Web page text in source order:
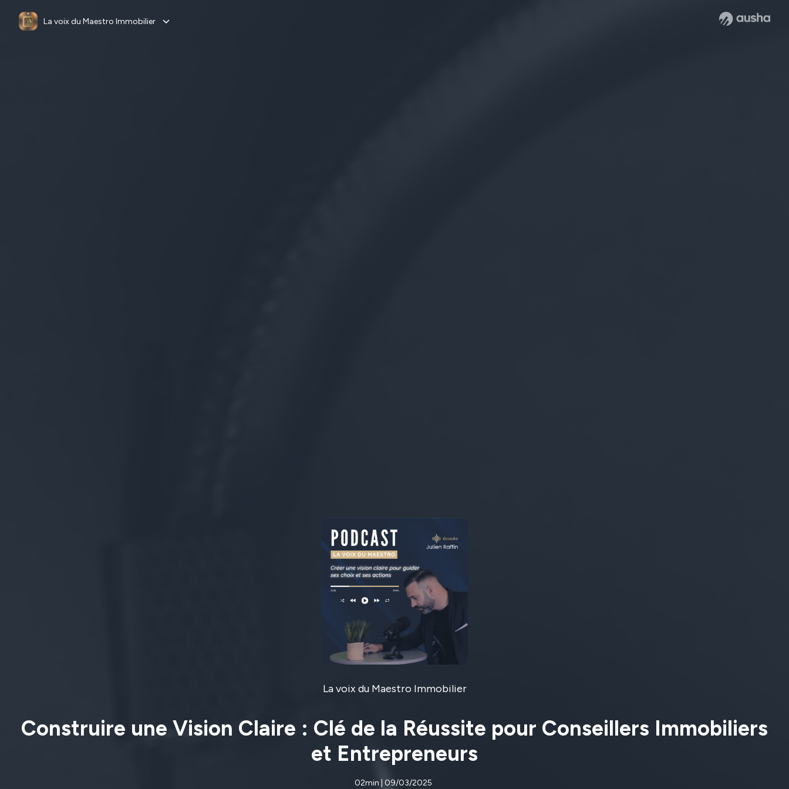
La voix du Maestro Immobilier
La voix du Maestro Immobilier
Construire une Vision Claire : Clé de la Réussite pour Conseillers Immobiliers
et Entrepreneurs
02min | 09/03/2025